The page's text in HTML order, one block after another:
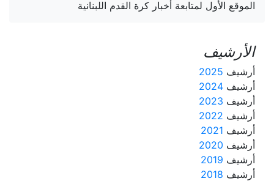
الموقع الأول لمتابعة أخبار كرة القدم اللبنانية
الأرشيف
أرشيف 2025
أرشيف 2024
أرشيف 2023
أرشيف 2022
أرشيف 2021
أرشيف 2020
أرشيف 2019
أرشيف 2018